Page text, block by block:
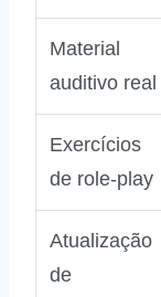
Material
auditivo real
Exercícios
de role‑play
Atualização
de